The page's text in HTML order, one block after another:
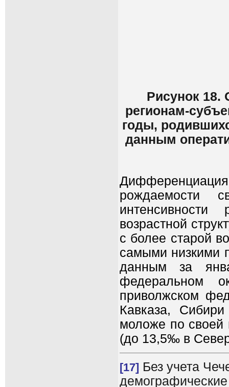
Рисунок
регионам-
годы,
данным
рождаемости
возрастной
с более старой
самыми низкими
данным за
федеральном
приволжском
Кавказа,
моложе по своей
(до 13,5‰ в
[17] Без учета